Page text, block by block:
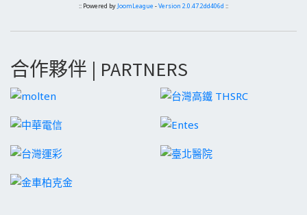
:: Powered by JoomLeague -Version 2.0.47.2dd406d ::
合作夥伴 | PARTNERS